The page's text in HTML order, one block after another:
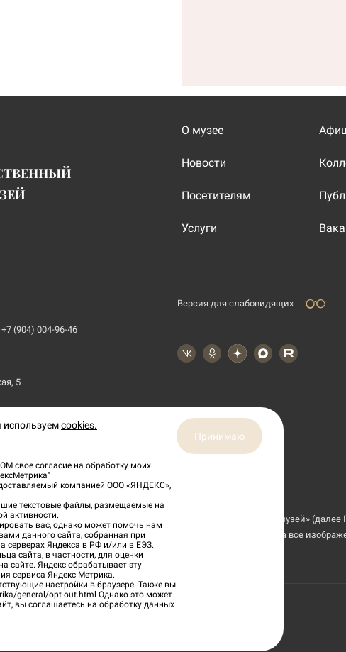
О музее
Новости
Посетителям
Услуги
(904) 004-96-46
5
Версия для слабовидящих
области Тверской государственный объединённый музей»
и музейных предметов из коллекции ГБУК ТГОМ, а также на все
музей»
используемcookies.
свое согласие на обработку моих
компанией ООО «ЯНДЕКС»,
текстовые файлы, размещаемые на
активности.
вас, однако может помочь нам
данного сайта, собранная при
серверах Яндекса в РФ и/или в ЕЭЗ.
сайта, в частности, для оценки
сайте. Яндекс обрабатывает эту
сервиса Яндекс Метрика.
настройки в браузере. Также вы
general/opt-out.html Однако это может
вы соглашаетесь на обработку данных
Принимаю